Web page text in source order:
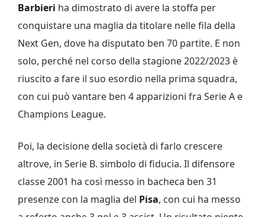
Barbieri ha dimostrato di avere la stoffa per
conquistare una maglia da titolare nelle fila della
Next Gen, dove ha disputato ben 70 partite. E non
solo, perché nel corso della stagione 2022/2023 è
riuscito a fare il suo esordio nella prima squadra,
con cui può vantare ben 4 apparizioni fra Serie A e
Champions League.
Poi, la decisione della società di farlo crescere
altrove, in Serie B. simbolo di fiducia. Il difensore
classe 2001 ha così messo in bacheca ben 31
presenze con la maglia del Pisa, con cui ha messo